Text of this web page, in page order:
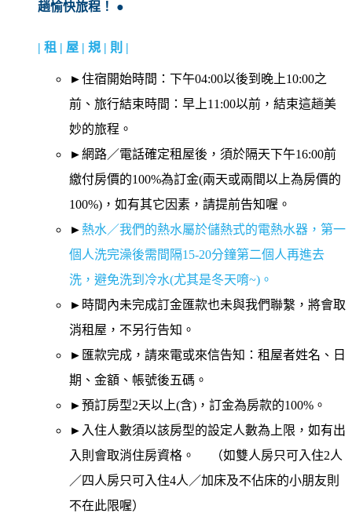
趟愉快旅程！ ●
| 租 | 屋 | 規 | 則 |
►住宿開始時間：下午04:00以後到晚上10:00之
前、旅行結束時間：早上11:00以前，結束這趟美
妙的旅程。
►網路／電話確定租屋後，須於隔天下午16:00前
繳付房價的100%為訂金(兩天或兩間以上為房價的
100%)，如有其它因素，請提前告知喔。
► 熱水／我們的熱水屬於儲熱式的電熱水器，第一
個人洗完澡後需間隔15-20分鐘第二個人再進去
洗，避免洗到冷水(尤其是冬天唷~)。
►時間內未完成訂金匯款也未與我們聯繫，將會取
消租屋，不另行告知。
►匯款完成，請來電或來信告知：租屋者姓名、日
期、金額、帳號後五碼。
►預訂房型2天以上(含)，訂金為房款的100%。
►入住人數須以該房型的設定人數為上限，如有出
入則會取消住房資格。 （如雙人房只可入住2人
／四人房只可入住4人／加床及不佔床的小朋友則
不在此限喔）